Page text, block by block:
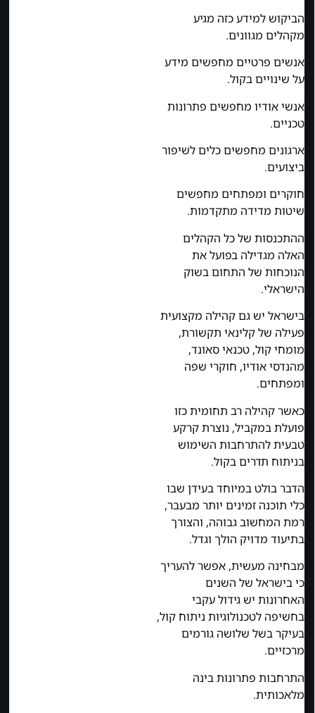
הביקוש למידע כזה מגיע
מקהלים מגוונים.
אנשים פרטיים מחפשים מידע
על שינויים בקול.
אנשי אודיו מחפשים פתרונות
טכניים.
ארגונים מחפשים כלים לשיפור
ביצועים.
חוקרים ומפתחים מחפשים
שיטות מדידה מתקדמות.
ההתכנסות של כל הקהלים
האלה מגדילה בפועל את
הנוכחות של התחום בשוק
הישראלי.
בישראל יש גם קהילה מקצועית
פעילה של קלינאי תקשורת,
מומחי קול, טכנאי סאונד,
מהנדסי אודיו, חוקרי שפה
ומפתחים.
כאשר קהילה רב תחומית כזו
פועלת במקביל, נוצרת קרקע
טבעית להתרחבות השימוש
בניתוח תדרים בקול.
הדבר בולט במיוחד בעידן שבו
כלי תוכנה זמינים יותר מבעבר,
רמת המחשוב גבוהה, והצורך
בתיעוד מדויק הולך וגדל.
מבחינה מעשית, אפשר להעריך
כי בישראל של השנים
האחרונות יש גידול עקבי
בחשיפה לטכנולוגיות ניתוח קול,
בעיקר בשל שלושה גורמים
מרכזיים.
התרחבות פתרונות בינה
מלאכותית.